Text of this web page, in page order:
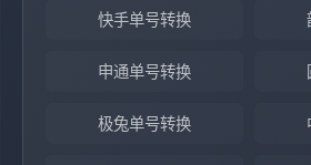
快手单号转换
申通单号转换
极兔单号转换